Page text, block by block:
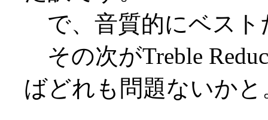
で、音質的にベス
その次がTreble
ばどれも問題ないかと